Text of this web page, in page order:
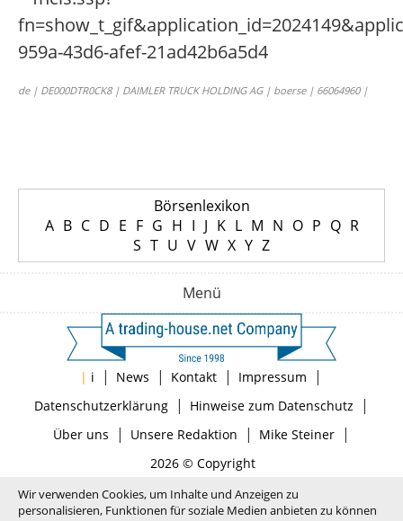
de | DE000DTR0CK8 | DAIMLER TRUCK HOLDING AG | boerse | 66064960 |
Börsenlexikon
A B C D E F G H I J K L M N O P Q R
S T U V W X Y Z
Menü
| i | News | Kontakt | Impressum |
Datenschutzerklärung| Hinweise zum Datenschutz |
Über uns | Unsere Redaktion | Mike Steiner|
2026 © Copyright
Wir verwenden Cookies, um Inhalte und Anzeigen zu
personalisieren, Funktionen für soziale Medien anbieten zu können